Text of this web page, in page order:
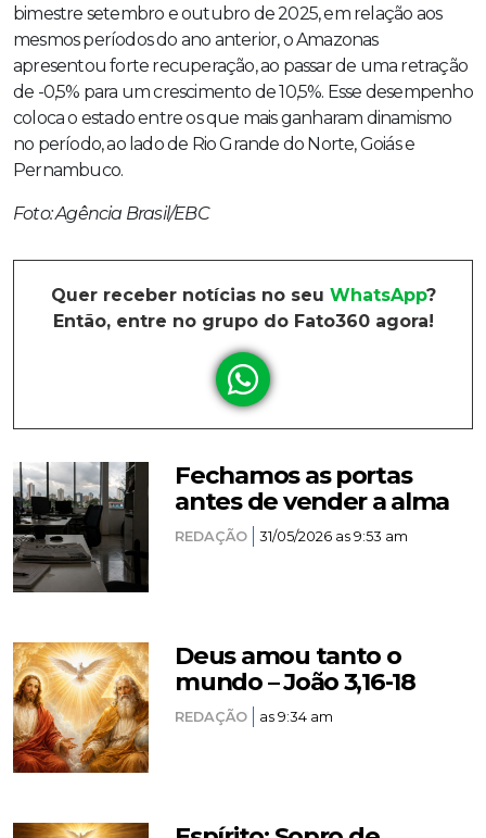
bimestre setembro e outubro de 2025, em relação aos
mesmos períodos do ano anterior, o Amazonas
apresentou forte recuperação, ao passar de uma retração
de -0,5% para um crescimento de 10,5%. Esse desempenho
coloca o estado entre os que mais ganharam dinamismo
no período, ao lado de Rio Grande do Norte, Goiás e
Pernambuco.
Foto: Agência Brasil/EBC
Quer receber notícias no seu WhatsApp?
Então, entre no grupo do Fato360 agora!
Fechamos as portas
antes de vender a alma
REDAÇÃO 31/05/2026 as 9:53 am
Deus amou tanto o
mundo – João 3,16-18
REDAÇÃO as 9:34 am